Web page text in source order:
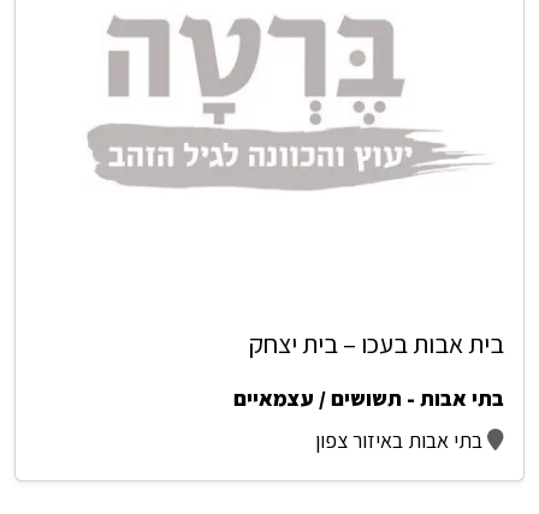
בית אבות בעכו – בית יצחק
בתי אבות - תשושים / עצמאיים
בתי אבות באיזור צפון